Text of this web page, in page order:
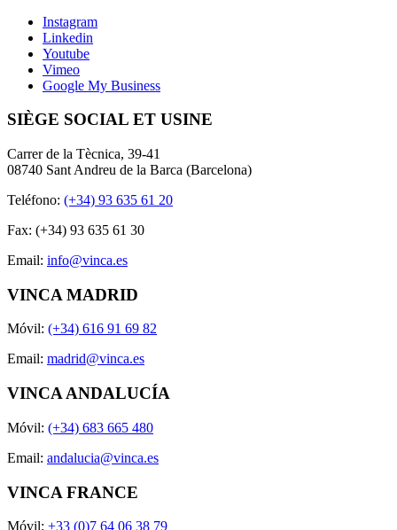
Instagram
Linkedin
Youtube
Vimeo
Google My Business
SIÈGE SOCIAL ET USINE
Carrer de la Tècnica, 39-41
08740 Sant Andreu de la Barca (Barcelona)
Teléfono: (+34) 93 635 61 20
Fax: (+34) 93 635 61 30
Email: info@vinca.es
VINCA MADRID
Móvil: (+34) 616 91 69 82
Email: madrid@vinca.es
VINCA ANDALUCÍA
Móvil: (+34) 683 665 480
Email: andalucia@vinca.es
VINCA FRANCE
Móvil: +33 (0)7 64 06 38 79